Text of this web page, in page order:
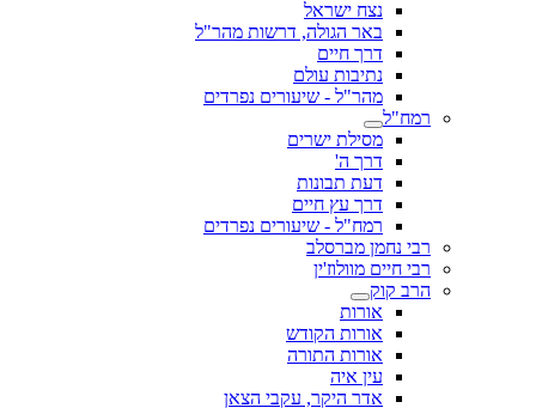
נצח ישראל
באר הגולה, דרשות מהר"ל
דרך חיים
נתיבות עולם
מהר"ל - שיעורים נפרדים
רמח"ל
מסילת ישרים
דרך ה'
דעת תבונות
דרך עץ חיים
רמח"ל - שיעורים נפרדים
רבי נחמן מברסלב
רבי חיים מוולוז'ין
הרב קוק
אורות
אורות הקודש
אורות התורה
עין איה
אדר היקר, עקבי הצאן